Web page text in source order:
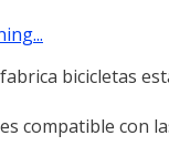
bicicletas
compatible